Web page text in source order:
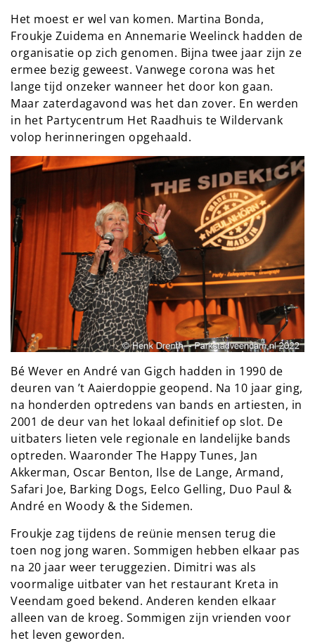
Het moest er wel van komen. Martina Bonda,
Froukje Zuidema en Annemarie Weelinck hadden de
organisatie op zich genomen. Bijna twee jaar zijn ze
ermee bezig geweest. Vanwege corona was het
lange tijd onzeker wanneer het door kon gaan.
Maar zaterdagavond was het dan zover. En werden
in het Partycentrum Het Raadhuis te Wildervank
volop herinneringen opgehaald.
Bé Wever en André van Gigch hadden in 1990 de
deuren van ’t Aaierdoppie geopend. Na 10 jaar ging,
na honderden optredens van bands en artiesten, in
2001 de deur van het lokaal definitief op slot. De
uitbaters lieten vele regionale en landelijke bands
optreden. Waaronder The Happy Tunes, Jan
Akkerman, Oscar Benton, Ilse de Lange, Armand,
Safari Joe, Barking Dogs, Eelco Gelling, Duo Paul &
André en Woody & the Sidemen.
Froukje zag tijdens de reünie mensen terug die
toen nog jong waren. Sommigen hebben elkaar pas
na 20 jaar weer teruggezien. Dimitri was als
voormalige uitbater van het restaurant Kreta in
Veendam goed bekend. Anderen kenden elkaar
alleen van de kroeg. Sommigen zijn vrienden voor
het leven geworden.